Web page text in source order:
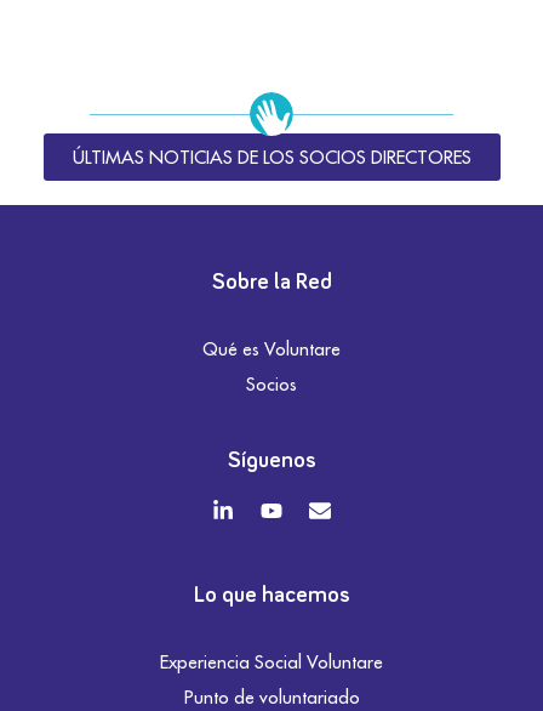
ÚLTIMAS NOTICIAS DE LOS SOCIOS DIRECTORES
Sobre la Red
Qué es Voluntare
Socios
Síguenos
Lo que hacemos
Experiencia Social Voluntare
Punto de voluntariado